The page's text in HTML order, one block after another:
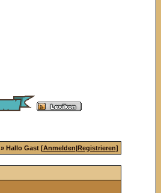
» Hallo Gast [Anmelden|Registrieren]